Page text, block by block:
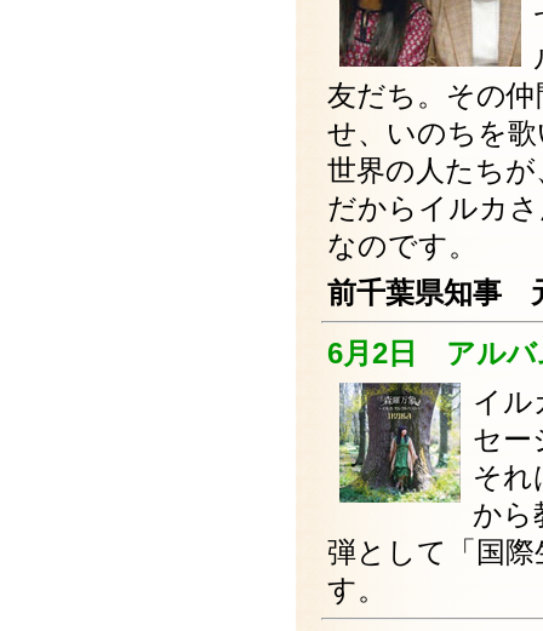
友だち。その
せ、いのちを
世界の人たち
だからイルカ
なのです。
前千葉県知事
6月2日 アルバ
イル
セー
それ
から
弾として「国
す。